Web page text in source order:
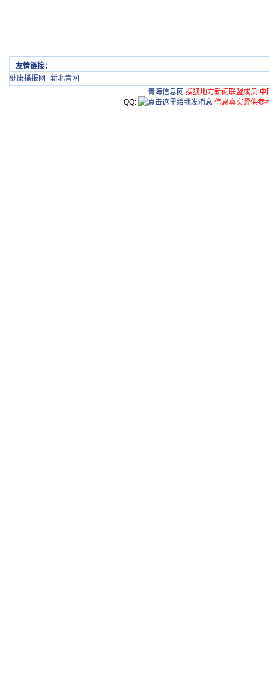
友情链接：
健康播报网
新北青网
青海信息网 搜狐地方新闻联盟成员
QQ:
信息真实紧供参